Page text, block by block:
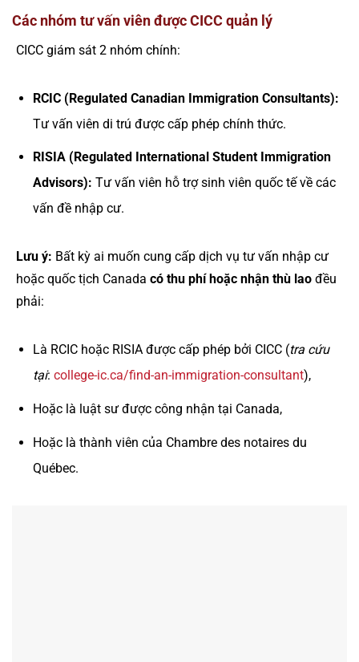
Các nhóm tư vấn viên được CICC quản lý
CICC giám sát 2 nhóm chính:
RCIC (Regulated Canadian Immigration Consultants):
Tư vấn viên di trú được cấp phép chính thức.
RISIA (Regulated International Student Immigration
Advisors): Tư vấn viên hỗ trợ sinh viên quốc tế về các
vấn đề nhập cư.
Lưu ý: Bất kỳ ai muốn cung cấp dịch vụ tư vấn nhập cư
hoặc quốc tịch Canada có thu phí hoặc nhận thù lao đều
phải:
Là RCIC hoặc RISIA được cấp phép bởi CICC (tra cứu
tại: college-ic.ca/find-an-immigration-consultant),
Hoặc là luật sư được công nhận tại Canada,
Hoặc là thành viên của Chambre des notaires du
Québec.